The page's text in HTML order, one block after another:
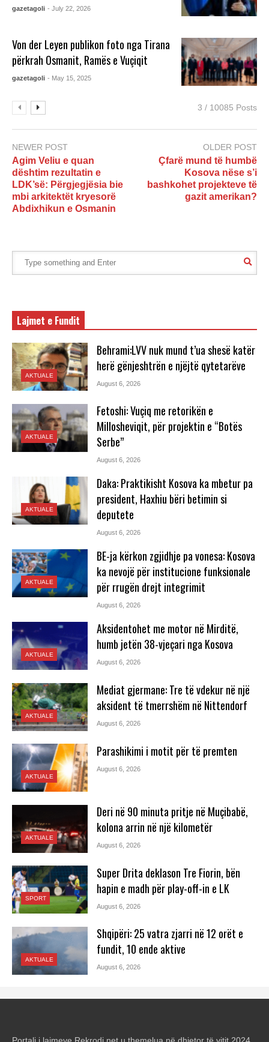
gazetagoli - July 22, 2026
Von der Leyen publikon foto nga Tirana
përkrah Osmanit, Ramës e Vuçiqit
gazetagoli - May 15, 2025
3 / 10085 Posts
NEWER POST
Agim Veliu e quan
dështim rezultatin e
LDK’së: Përgjegjësia bie
mbi arkitektët kryesorë
Abdixhikun e Osmanin
OLDER POST
Çfarë mund të humbë
Kosova nëse s’i
bashkohet projekteve të
gazit amerikan?
Lajmet e Fundit
AKTUALE
Behrami:LVV nuk mund t’ua shesë katër
herë gënjeshtrën e njëjtë qytetarëve
August 6, 2026
AKTUALE
Fetoshi: Vuçiq me retorikën e
Millosheviqit, për projektin e “Botës
Serbe”
August 6, 2026
AKTUALE
Daka: Praktikisht Kosova ka mbetur pa
president, Haxhiu bëri betimin si
deputete
August 6, 2026
AKTUALE
BE-ja kërkon zgjidhje pa vonesa: Kosova
ka nevojë për institucione funksionale
për rrugën drejt integrimit
August 6, 2026
AKTUALE
Aksidentohet me motor në Mirditë,
humb jetën 38-vjeçari nga Kosova
August 6, 2026
AKTUALE
Mediat gjermane: Tre të vdekur në një
aksident të tmerrshëm në Nittendorf
August 6, 2026
AKTUALE
Parashikimi i motit për të premten
August 6, 2026
AKTUALE
Deri në 90 minuta pritje në Muçibabë,
kolona arrin në një kilometër
August 6, 2026
SPORT
Super Drita deklason Tre Fiorin, bën
hapin e madh për play-off-in e LK
August 6, 2026
AKTUALE
Shqipëri: 25 vatra zjarri në 12 orët e
fundit, 10 ende aktive
August 6, 2026